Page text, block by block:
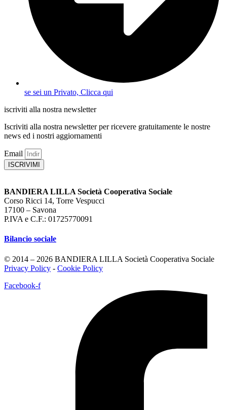
se sei un Privato, Clicca qui
iscriviti alla nostra newsletter
Iscriviti alla nostra newsletter per ricevere gratuitamente le nostre
news ed i nostri aggiornamenti
Email
ISCRIVIMI
BANDIERA LILLA Società Cooperativa Sociale
Corso Ricci 14, Torre Vespucci
17100 – Savona
P.IVA e C.F.: 01725770091
Bilancio sociale
© 2014 – 2026 BANDIERA LILLA Società Cooperativa Sociale
Privacy Policy - Cookie Policy
Facebook-f